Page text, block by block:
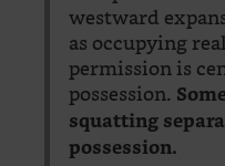
westward
as occupying
permission is
possession.
squatting
possession.